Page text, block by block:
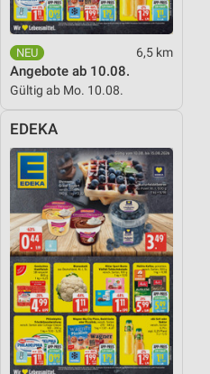
6,5 km
Angebote ab 10.08.
Gültig ab Mo. 10.08.
EDEKA